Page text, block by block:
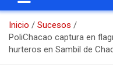
Inicio
Sucesos
PoliChacao captura en
hurteros en Sambil de